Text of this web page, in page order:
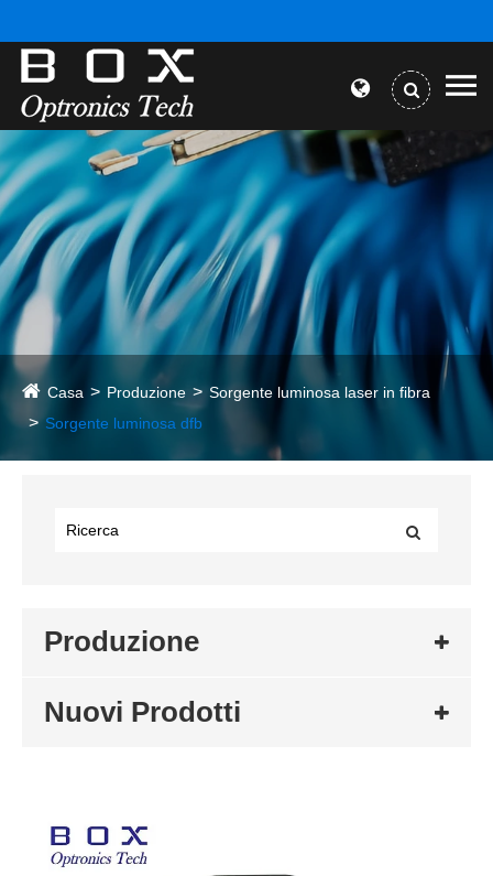
Casa Produzione
Sorgente luminosa laser in fibra
Sorgente luminosa dfb
Produzione
Nuovi Prodotti